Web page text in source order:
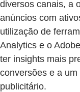
diversos canais, a
anúncios com
utilização de
Analytics e o
ter insights mais
conversões e a
publicitário.